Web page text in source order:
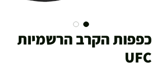
כפפות הקרב הרשמיות
UFC